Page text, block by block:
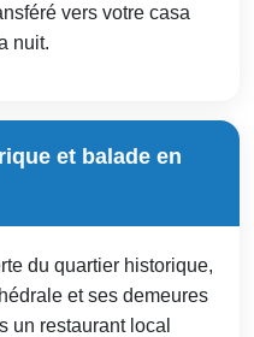
vers votre casa
nuit.
et balade en
du quartier historique,
et ses demeures
un restaurant local